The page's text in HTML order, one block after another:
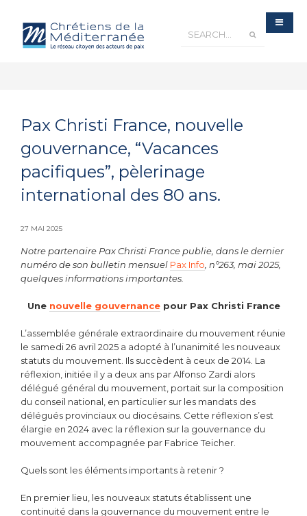
Pax Christi France, nouvelle
gouvernance, “Vacances
pacifiques”, pèlerinage
international des 80 ans.
27 MAI 2025
Notre partenaire Pax Christi Francepublie, dans le dernier
numéro deson bulletin mensuel Pax Info, n°263, mai 2025,
quelques informations importantes.
Une nouvelle gouvernancepour Pax Christi France
L’assemblée générale extraordinaire du mouvement réunie
le samedi 26 avril 2025 a adopté à l’unanimité les nouveaux
statuts du mouvement. Ils succèdent à ceux de 2014. La
réflexion, initiée il y a deux ans par Alfonso Zardi alors
délégué général du mouvement, portait sur la composition
du conseil national, en particulier sur les mandats des
délégués provinciaux ou diocésains. Cette réflexion s’est
élargie en 2024 avec la réflexion sur la gouvernance du
mouvement accompagnée par Fabrice Teicher.
Quels sont les éléments importants à retenir ?
En premier lieu, les nouveaux statuts établissent une
continuité dans la gouvernance du mouvement entre le